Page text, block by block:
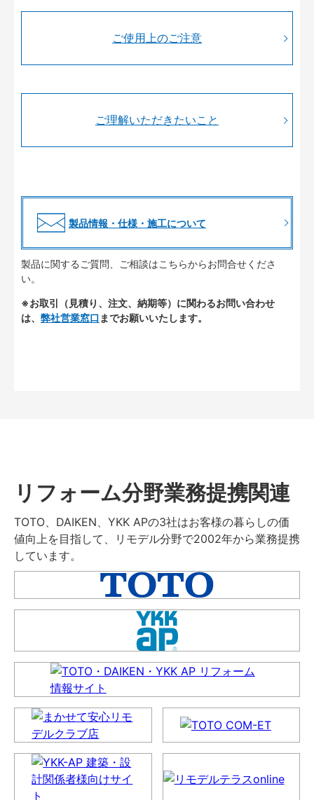
ご使用上のご注意
ご理解いただきたいこと
製品情報・仕様・施工について
製品に関するご質問、ご相談はこちらからお問合せくださ
い。
※お取引（見積り、注文、納期等）に関わるお問い合わせ
は、 弊社営業窓口 までお願いいたします。
リフォーム分野業務提携関連
TOTO、DAIKEN、YKK APの3社はお客様の暮らしの価
値向上を目指して、リモデル分野で2002年から業務提携
しています。